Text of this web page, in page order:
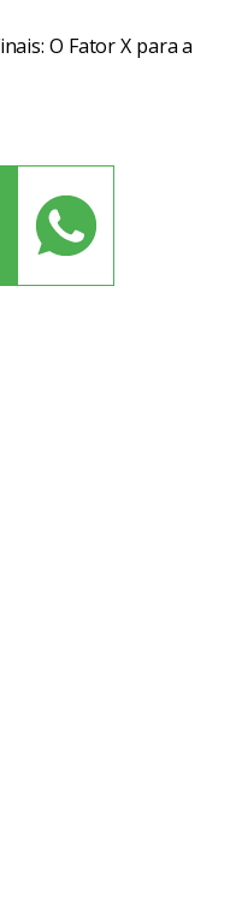
O Fator X para a